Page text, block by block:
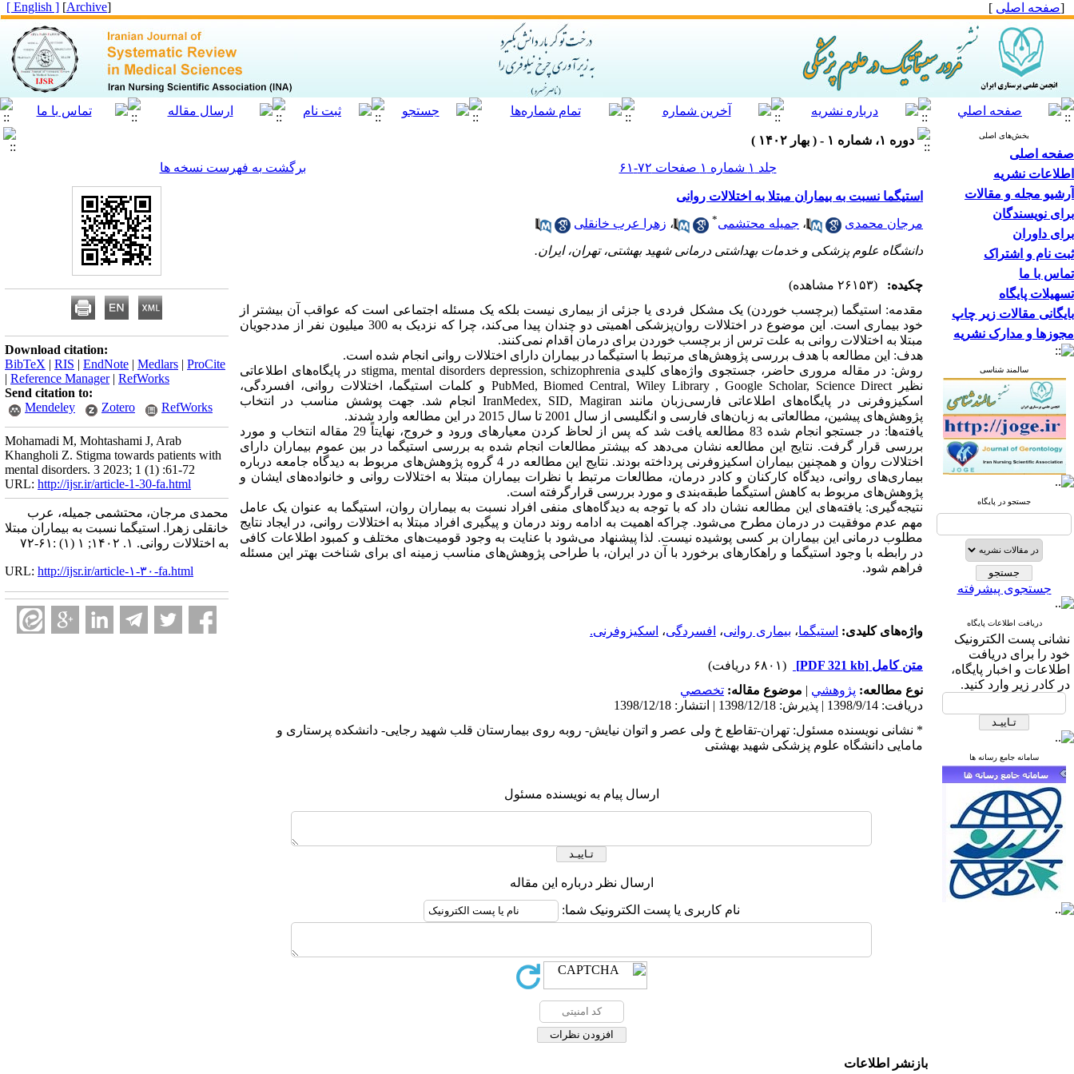
[صفحه اصلی ]
[
Archive
]
[ English ]
بخش‌های اصلی
صفحه اصلی
اطلاعات نشریه
آرشیو مجله و مقالات
برای نویسندگان
برای داوران
ثبت نام و اشتراک
تماس با ما
تسهیلات پایگاه
بایگانی مقالات زیر چاپ
مجوزها و مدارک نشریه
سالمند شناسی
جستجو در پایگاه
جستجوی پیشرفته
دریافت اطلاعات پایگاه
نشانی پست الکترونیک
خود را برای دریافت
اطلاعات و اخبار پایگاه،
در کادر زیر وارد کنید.
سامانه جامع رسانه ها
دوره ۱، شماره ۱ - ( بهار ۱۴۰۲ )
جلد ۱ شماره ۱ صفحات ۷۲-۶۱
برگشت به فهرست نسخه ها
استیگما نسبت به بیماران مبتلا به اختلالات روانی
مرجان محمدی ، جمیله محتشمی* ، زهرا عرب خانقلی
دانشگاه علوم پزشکی و خدمات بهداشتی درمانی شهید بهشتی، تهران، ایران.
چکیده:
(۲۶۱۵۳ مشاهده)
مقدمه: استیگما (برچسب خوردن) یک مشکل فردی یا جزئی از بیماری نیست بلکه یک مسئله اجتماعی است که عواقب آن بیشتر از
خود بیماری است. این موضوع در اختلالات روان‌پزشکی اهمیتی دو چندان پیدا می‌کند، چرا که نزدیک به 300 میلیون نفر از مددجویان
مبتلا به اختلالات روانی به علت ترس از برچسب خوردن برای درمان اقدام نمی‌کنند.
هدف: این مطالعه با هدف بررسی پژوهش‌های مرتبط با استیگما در بیماران دارای اختلالات روانی انجام‌ شده است.
روش: در مقاله مروری حاضر، جستجوی واژه‌های کلیدی stigma, mental disorders depression, schizophrenia در پایگاه‌های اطلاعاتی
نظیر PubMed, Biomed Central, Wiley Library , Google Scholar, Science Direct و کلمات استیگما، اختلالات روانی، افسردگی،
اسکیزوفرنی در پایگاه‌های اطلاعاتی فارسی‌زبان مانند IranMedex, SID, Magiran انجام شد. جهت پوشش مناسب در انتخاب
پژوهش‌های پیشین، مطالعاتی به زبان‌های فارسی و انگلیسی از سال 2001 تا سال 2015 در این مطالعه وارد شدند.
یافته‌ها: در جستجو انجام ‌شده 83 مطالعه یافت شد که پس از لحاظ کردن معیارهای ورود و خروج، نهایتاً 29 مقاله انتخاب و مورد
بررسی قرار گرفت. نتایج این مطالعه نشان می‌دهد که بیشتر مطالعات انجام‌ شده به بررسی استیگما در بین عموم بیماران دارای
اختلالات روان و همچنین بیماران اسکیزوفرنی پرداخته بودند. نتایج این مطالعه در 4 گروه پژوهش‌های مربوط به دیدگاه جامعه درباره
بیماری‌های روانی، دیدگاه کارکنان و کادر درمان، مطالعات مرتبط با نظرات بیماران مبتلا به اختلالات روانی و خانواده‌های ایشان و
پژوهش‌های مربوط به کاهش استیگما طبقه‌بندی و مورد بررسی قرارگرفته است.
نتیجه‌گیری: یافته‌های این مطالعه نشان داد که با توجه به دیدگاه‌های منفی افراد نسبت به بیماران روان، استیگما به ‌عنوان یک عامل
مهم عدم موفقیت در درمان مطرح می‌شود. چراکه اهمیت به ادامه روند درمان و پیگیری افراد مبتلا به اختلالات روانی، در ایجاد نتایج
مطلوب درمانی این بیماران بر کسی پوشیده نیست. لذا پیشنهاد می‌شود با عنایت به وجود قومیت‌های مختلف و کمبود اطلاعات کافی
در رابطه با وجود استیگما و راهکارهای برخورد با آن در ایران، با طراحی پژوهش‌های مناسب زمینه ای برای شناخت بهتر این مسئله
فراهم شود.
واژه‌های کلیدی: استیگما، بیماری روانی، افسردگی، اسکیزوفرنی.
متن کامل [PDF 321 kb]
(۶۸۰۱ دریافت)
نوع مطالعه: پژوهشي | موضوع مقاله: تخصصي
دریافت: 1398/9/14 | پذیرش: 1398/12/18 | انتشار: 1398/12/18
* نشانی نویسنده مسئول: تهران-تقاطع خ ولی عصر و اتوان نیایش- روبه روی بیمارستان قلب شهید رجایی- دانشکده پرستاری و
مامایی دانشگاه علوم پزشکی شهید بهشتی
ارسال پیام به نویسنده مسئول
ارسال نظر درباره این مقاله
نام کاربری یا پست الکترونیک شما:
Download citation:
BibTeX | RIS | EndNote | Medlars | ProCite
| Reference Manager| RefWorks
Send citation to:
Mendeley
Zotero RefWorks
Mohamadi M, Mohtashami J, Arab
Khangholi Z. Stigma towards patients with
mental disorders. 3 2023; 1 (1) :61-72
URL: http://ijsr.ir/article-1-30-fa.html
محمدی مرجان، محتشمی جمیله، عرب
خانقلی زهرا. استیگما نسبت به بیماران مبتلا
به اختلالات روانی. ۱. ۱۴۰۲; ۱ (۱) :۶۱-۷۲
URL: http://ijsr.ir/article-۱-۳۰-fa.html
بازنشر اطلاعات